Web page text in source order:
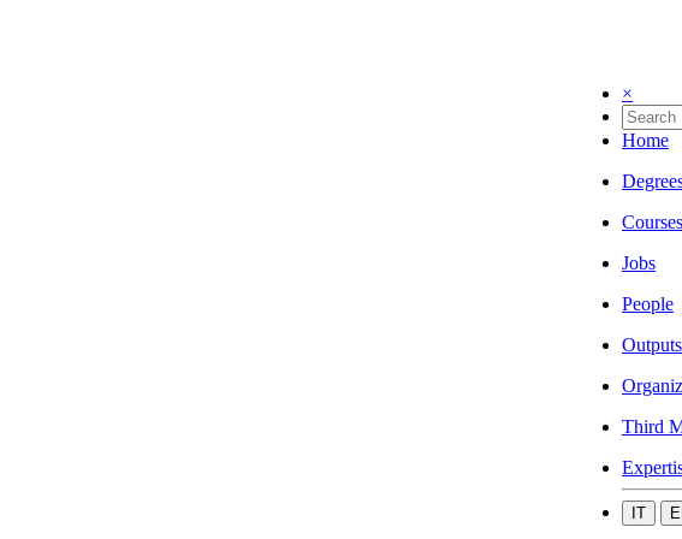
×
Home
Courses
Jobs
People
Outputs
Third
IT